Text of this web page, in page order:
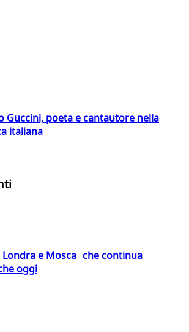
Guccini, poeta e cantautore nella
italiana
Londra e Mosca che continua
oggi